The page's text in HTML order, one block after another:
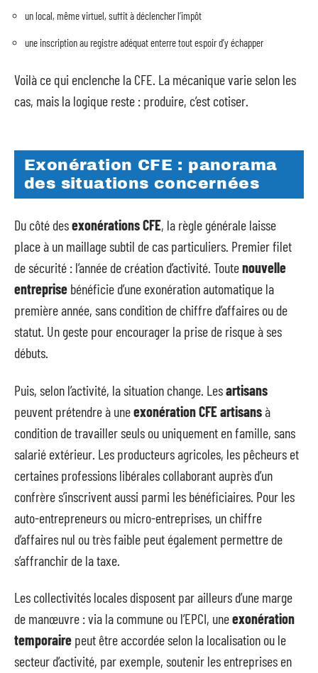
un local, même virtuel, suffit à déclencher l’impôt
une inscription au registre adéquat enterre tout espoir d’y échapper
Voilà ce qui enclenche la CFE. La mécanique varie selon les
cas, mais la logique reste : produire, c’est cotiser.
Exonération CFE : panorama
des situations concernées
Du côté desexonérations CFE, la règle générale laisse
place à un maillage subtil de cas particuliers. Premier filet
de sécurité : l’année de création d’activité. Toutenouvelle
entreprise bénéficie d’une exonération automatique la
première année, sans condition de chiffre d’affaires ou de
statut. Un geste pour encourager la prise de risque à ses
débuts.
Puis, selon l’activité, la situation change. Lesartisans
peuvent prétendre à uneexonération CFE artisansà
condition de travailler seuls ou uniquement en famille, sans
salarié extérieur. Les producteurs agricoles, les pêcheurs et
certaines professions libérales collaborant auprès d’un
confrère s’inscrivent aussi parmi les bénéficiaires. Pour les
auto-entrepreneurs ou micro-entreprises, un chiffre
d’affaires nul ou très faible peut également permettre de
s’affranchir de la taxe.
Les collectivités locales disposent par ailleurs d’une marge
de manœuvre : via la commune ou l’EPCI, uneexonération
temporaire peut être accordée selon la localisation ou le
secteur d’activité, par exemple, soutenir les entreprises en